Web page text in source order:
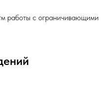
работы с ограничивающими